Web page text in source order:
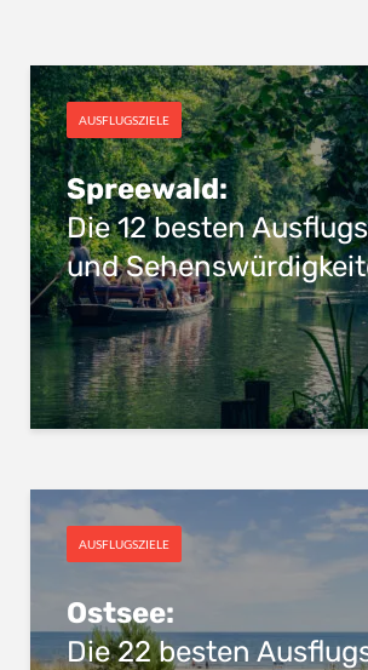
AUSFLUGSZIELE
Spreewald:
Die 12 besten
und
AUSFLUGSZIELE
Ostsee:
Die 22 besten